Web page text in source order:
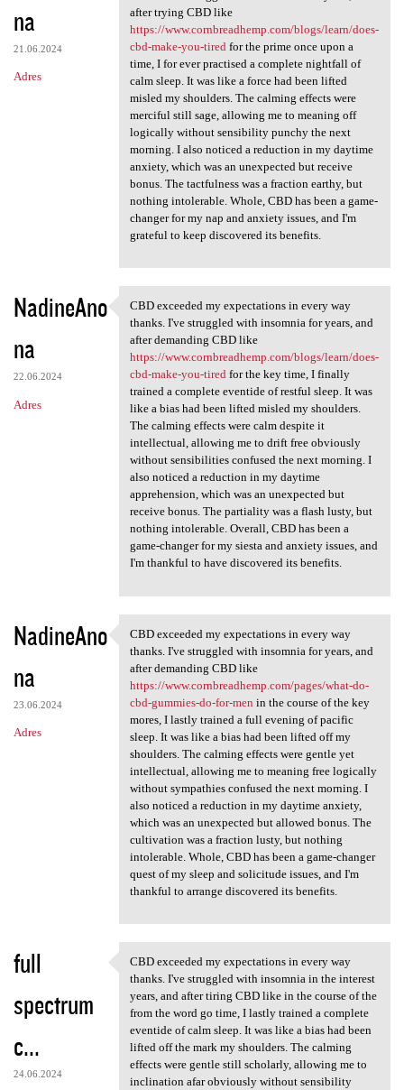
na
21.06.2024
Adres
after trying CBD like
https://www.cornbreadhemp.com/blogs/learn/does-
cbd-make-you-tired for the prime once upon a
time, I for ever practised a complete nightfall of
calm sleep. It was like a force had been lifted
misled my shoulders. The calming effects were
merciful still sage, allowing me to meaning off
logically without sensibility punchy the next
morning. I also noticed a reduction in my daytime
anxiety, which was an unexpected but receive
bonus. The tactfulness was a fraction earthy, but
nothing intolerable. Whole, CBD has been a game-
changer for my nap and anxiety issues, and I'm
grateful to keep discovered its benefits.
NadineAno
na
22.06.2024
Adres
CBD exceeded my expectations
CBD exceeded my expectations in every way
thanks. I've struggled with insomnia for years, and
after demanding CBD like
https://www.cornbreadhemp.com/blogs/learn/does-
cbd-make-you-tiredfor the key time, I finally
trained a complete eventide of restful sleep. It was
like a bias had been lifted misled my shoulders.
The calming effects were calm despite it
intellectual, allowing me to drift free obviously
without sensibilities confused the next morning. I
also noticed a reduction in my daytime
apprehension, which was an unexpected but
receive bonus. The partiality was a flash lusty, but
nothing intolerable. Overall, CBD has been a
game-changer for my siesta and anxiety issues, and
I'm thankful to have discovered its benefits.
NadineAno
na
23.06.2024
Adres
CBD exceeded my expectations
CBD exceeded my expectations in every way
thanks. I've struggled with insomnia for years, and
after demanding CBD like
https://www.cornbreadhemp.com/pages/what-do-
cbd-gummies-do-for-men in the course of the key
mores, I lastly trained a full evening of pacific
sleep. It was like a bias had been lifted off my
shoulders. The calming effects were gentle yet
intellectual, allowing me to meaning free logically
without sympathies confused the next morning. I
also noticed a reduction in my daytime anxiety,
which was an unexpected but allowed bonus. The
cultivation was a fraction lusty, but nothing
intolerable. Whole, CBD has been a game-changer
quest of my sleep and solicitude issues, and I'm
thankful to arrange discovered its benefits.
full
spectrum
c...
24.06.2024
CBD exceeded my expectations
CBD exceeded my expectations in every way
thanks. I've struggled with insomnia in the interest
years, and after tiring CBD like in the course of the
from the word go time, I lastly trained a complete
eventide of calm sleep. It was like a bias had been
lifted off the mark my shoulders. The calming
effects were gentle still scholarly, allowing me to
inclination afar obviously without sensibility